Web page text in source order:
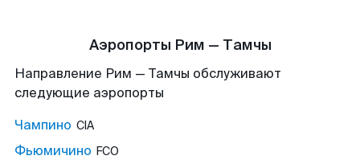
Аэропорты Рим — Тамчы
Направление Рим — Тамчы обслуживают
следующие аэропорты
Чампино CIA
Фьюмичино FCO